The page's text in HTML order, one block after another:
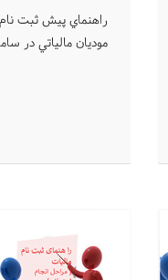
ﺭﺍﻫﻨﻤﺎﻱ ﭘﻴﺶ ﺛﺒﺖ
ﻣﻮﺩﻳﺎﻥ ﻣﺎﻟﻴﺎﺗﻲ ﺩﺭ